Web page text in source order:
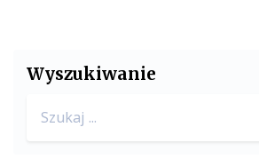
Wyszukiwanie
for: